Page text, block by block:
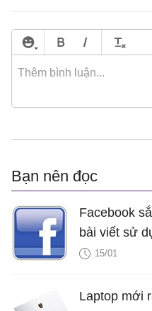
Bạn nên đọc
Facebook
bài viết sử
giảm thứ
15/01
Laptop mới